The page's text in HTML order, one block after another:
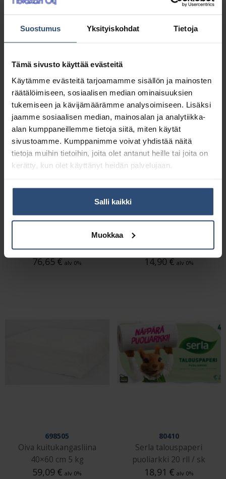
Suostumus Yksityiskohdat Tietoja
Tämä sivusto käyttää evästeitä
Käytämme evästeitä tarjoamamme sisällön ja mainosten
räätälöimiseen, sosiaalisen median ominaisuuksien
tukemiseen ja kävijämäärämme analysoimiseen. Lisäksi
jaamme sosiaalisen median, mainosalan ja analytiikka-
alan kumppaneillemme tietoja siitä, miten käytät
sivustoamme. Kumppanimme voivat yhdistää näitä
tietoja muihin tietoihin, joita olet antanut heille tai joita on
kerätty, kun olet käyttänyt heidän palvelujaan.
Salli kaikki
Muokkaa
rll
€ alv 0%
54909
Katrin
teollisuuspyyheannoste
lija lattialle
76,65€ alv 0%
6984080
Nova Aino Boksi
kuituliina arkki 40×40
cm 150 kpl
14,90€ alv 0%
698505
Oiva kuitukangasliina
40×60 cm 5 kg
59,09 € alv 0%
80410
Serla talouspaperi
puoliarkki 20 rll / sk
18,91 € alv 0%